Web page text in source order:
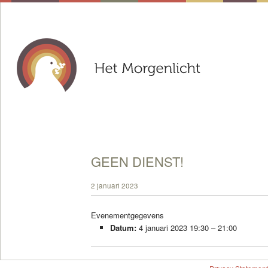
GEEN DIENST!
2 januari 2023
Evenementgegevens
Datum: 4 januari 2023 19:30 –21:00